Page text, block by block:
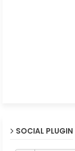
SOCIAL PLUGIN